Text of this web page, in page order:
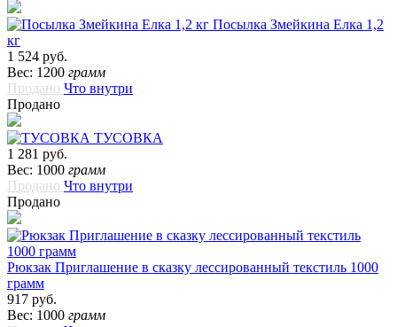
Посылка Змейкина Елка 1,2
кг
1 524 руб.
Вес: 1200 грамм
Продано Что внутри
Продано
ТУСОВКА
1 281 руб.
Вес: 1000 грамм
Продано Что внутри
Продано
Рюкзак Приглашение в сказку лессированный текстиль 1000
грамм
917 руб.
Вес: 1000 грамм